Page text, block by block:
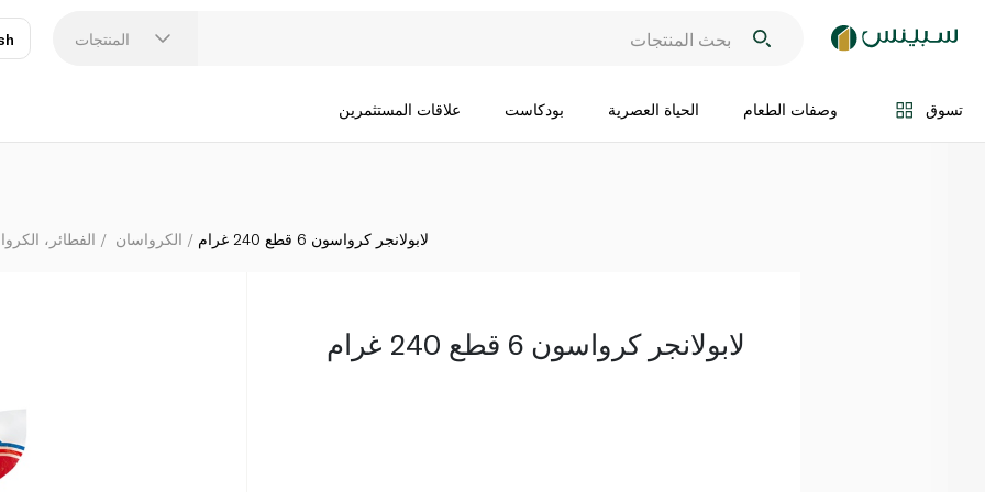
المنتجات
تسوق وصفات الطعام الحياة العصرية بودكاست علاقات المستثمرين
اضف الى السلة
الفطائر، الكرواسان لابولانجر كرواسون 6 قطع 240 غرام
لابولانجر كرواسون 6 قطع 240 غرام